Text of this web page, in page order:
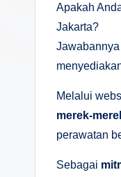
D
Apakah
Jakarta?
Melalui
merek-
perawatan
Sebagai